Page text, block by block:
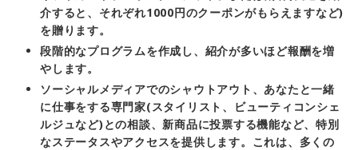
介すると、それぞれ1000円のクーポンがもらえますなど)
を贈ります。
段階的なプログラムを作成し、紹介が多いほど報酬を増
やします。
ソーシャルメディアでのシャウトアウト、あなたと一緒
に仕事をする専門家(スタイリスト、ビューティコンシェ
ルジュなど)との相談、新商品に投票する機能など、特別
なステータスやアクセスを提供します。これは、多くの